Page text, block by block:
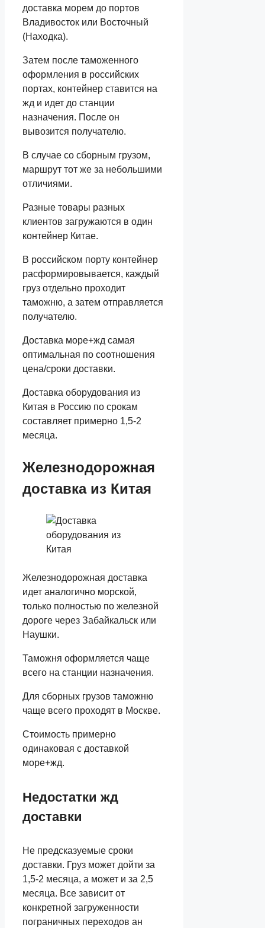
доставка морем до портов
Владивосток или Восточный
(Находка).
Затем после таможенного
оформления в российских
портах, контейнер ставится на
жд и идет до станции
назначения. После он
вывозится получателю.
В случае со сборным грузом,
маршрут тот же за небольшими
отличиями.
Разные товары разных
клиентов загружаются в один
контейнер Китае.
В российском порту контейнер
расформировывается, каждый
груз отдельно проходит
таможню, а затем отправляется
получателю.
Доставка море+жд самая
оптимальная по соотношения
цена/сроки доставки.
Доставка оборудования из
Китая в Россию по срокам
составляет примерно 1,5-2
месяца.
Железнодорожная
доставка из Китая
Железнодорожная доставка
идет аналогично морской,
только полностью по железной
дороге через Забайкальск или
Наушки.
Таможня оформляется чаще
всего на станции назначения.
Для сборных грузов таможню
чаще всего проходят в Москве.
Стоимость примерно
одинаковая с доставкой
море+жд.
Недостатки жд
доставки
Не предсказуемые сроки
доставки. Груз может дойти за
1,5-2 месяца, а может и за 2,5
месяца. Все зависит от
конкретной загруженности
пограничных переходов ан